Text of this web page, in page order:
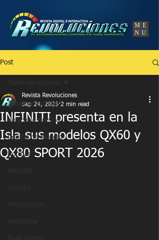
ME
NU
Post
Todas las noticias
Vehículos Nuevos
Prueba de Manejo
Noticias
INFINITI presenta en la
Isla sus modelos QX60 y
QX80 SPORT 2026
Revista Revoluciones
Sep 24, 2025 2 min read